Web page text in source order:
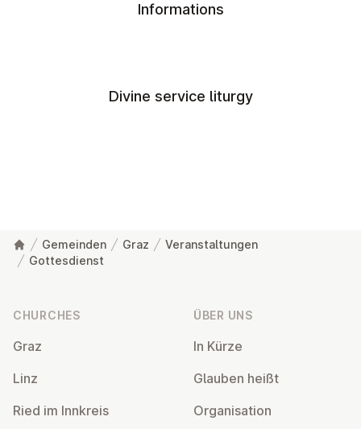
Informations
Divine service liturgy
Gemeinden Graz
Veranstaltungen
Gottesdienst
CHURCHES
Graz
Linz
Ried im Innkreis
ÜBER UNS
In Kürze
Glauben heißt
Or­gan­isa­tion